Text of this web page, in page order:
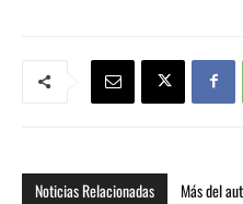
Noticias Relacionadas Más del